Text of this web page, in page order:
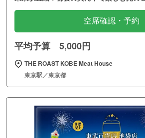
空席確認・予約
平均予算 5,000円
THE ROAST KOBE Meat House
東京駅／東京都